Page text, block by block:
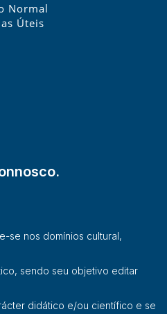
Normal
Úteis
se nos domínios cultural,
sendo seu objetivo editar
didático e/ou científico e se